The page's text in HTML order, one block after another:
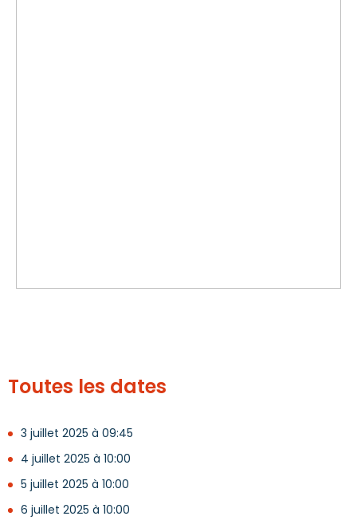
Toutes les dates
3 juillet 2025 à 09:45
4 juillet 2025 à 10:00
5 juillet 2025 à 10:00
6 juillet 2025 à 10:00